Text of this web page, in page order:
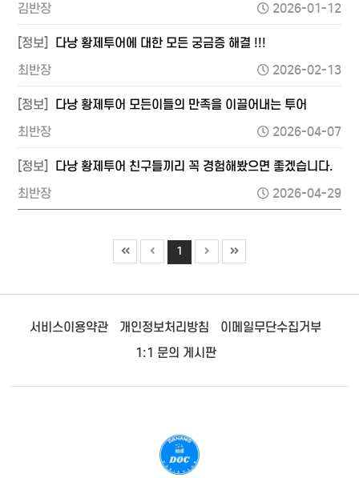
김반장
2026-01-12
[정보]
다낭 황제투어에 대한 모든 궁금증 해결 !!!
최반장
2026-02-13
[정보]
다낭 황제투어 모든이들의 만족을 이끌어내는 투어
최반장
2026-04-07
[정보]
다낭 황제투어 친구들끼리 꼭 경험해봤으면 좋겠습니다.
최반장
2026-04-29
1
서비스이용약관 개인정보처리방침
이메일무단수집거부
1:1 문의 게시판